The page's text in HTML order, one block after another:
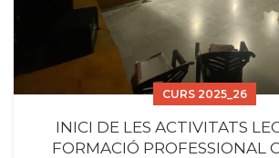
CURS 2025_26
INICI DE LES ACTIVITATS
FORMACIÓ PROFESSIONAL